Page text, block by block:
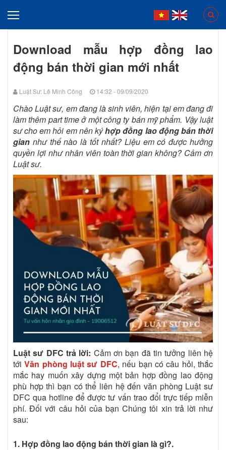
Download mẫu hợp đồng lao
động bán thời gian mới nhất
Luật Sư: Lê Minh Công 14:32 - 09/09/2020
Chào Luật sư, em đang là sinh viên, hiện tại em đang đi
làm thêm part time ở một công ty bán mỹ phẩm. Vậy luật
sư cho em hỏi em nên kýhợp đồng lao động bán thời
gian như thế nào là tốt nhất? Liệu em có được hưởng
quyền lợi như nhân viên toàn thời gian không? Cảm ơn
Luật sư.
Luật sư DFC trả lời: Cảm ơn bạn đã tin tưởng liên hệ
tớiVăn phòng luật sư DFC, nếu bạn có câu hỏi, thắc
mắc hay muốn xây dựng một bản hợp đồng lao động
phù hợp thì bạn có thể liên hệ đến văn phòng Luật sư
DFC qua hotline để được tư vấn trao đổi trực tiếp miễn
phí. Đối với câu hỏi của bạn Chúng tôi xin trả lời như
sau:
1. Hợp đồng lao động bán thời gian là gì?.